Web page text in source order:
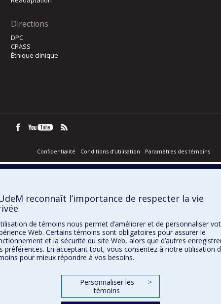
Directions
DPC
CPASS
Éthique clinique
Confidentialité Conditions d’utilisation Paramètres des témoins
reconnaît l’importance de respecter la vie
de témoins nous permet d’améliorer et de personnaliser
Web. Certains témoins sont obligatoires pour assurer le
et la sécurité du site Web, alors que d’autres
préférences. En acceptant tout, vous consentez à notre utilisation
pour mieux répondre à vos besoins.
Personnaliser les
témoins
>